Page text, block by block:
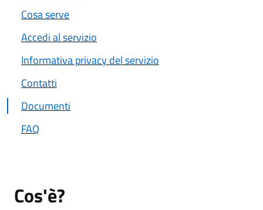
Cosa serve
Accedi al servizio
Informativa privacy del servizio
Contatti
Documenti
FAQ
Cos'è?